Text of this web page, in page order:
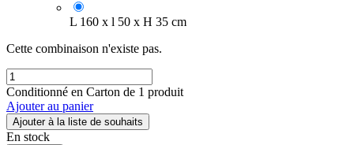
L 160 x l 50 x H 35 cm
Cette combinaison n'existe pas.
Conditionné en Carton de 1 produit
Ajouter au panier
Ajouter à la liste de souhaits
En stock